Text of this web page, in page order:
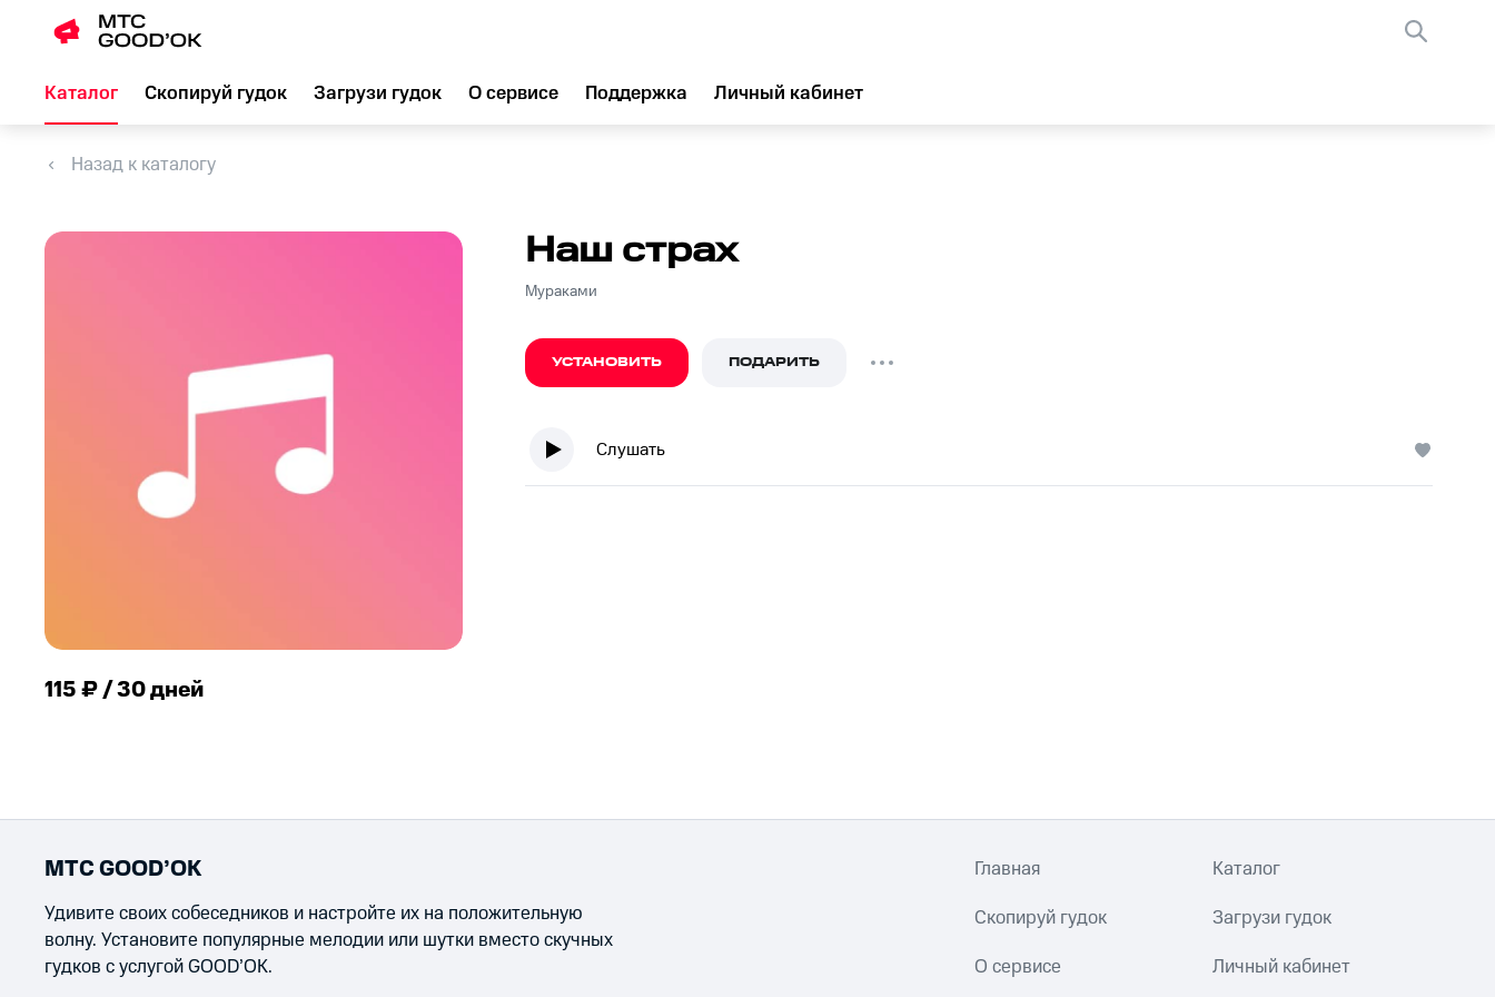
Каталог Скопируй гудок Загрузи гудок О сервисе Поддержка Личный кабинет
Назад к каталогу
115 ₽ / 30 дней
Наш страх
Мураками
УСТАНОВИТЬ ПОДАРИТЬ
Слушать
МТС GOOD’OK
Удивите своих собеседников и настройте их на положительную
волну. Установите популярные мелодии или шутки вместо скучных
гудков с услугой GOOD’OK.
Главная Каталог
Скопируй гудок Загрузи гудок
О сервисе Личный кабинет